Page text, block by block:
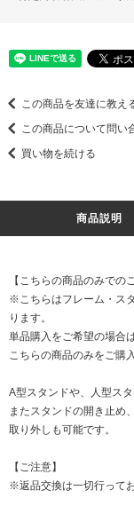
この商品を友達に教え
この商品について問い
買い物を続ける
商品説明
【こちらの商品のみでの
※こちらはフレーム・ス
ります。
単品購入をご希望の場合
こちらの商品のみをご購
A型スタンドや、人型ス
またスタンドの開き止め
取り外しも可能です。
【ご注意】
※返品交換は一切行って